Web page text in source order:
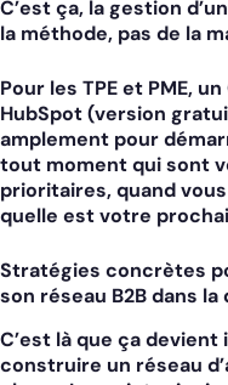
C’est ça, la gestion
la méthode, pas de la
Pour les TPE et PME,
HubSpot (version
amplement pour
tout moment qui sont
prioritaires, quand
quelle est votre
Stratégies concrètes
son réseau B2B dans la
C’est là que ça
construire un réseau